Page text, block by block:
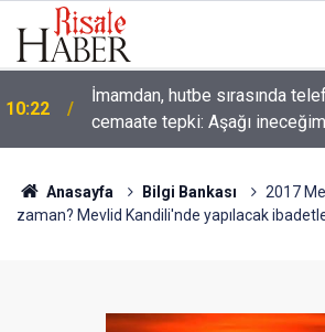
10:22
İmamdan, hutbe sırasında
cemaate tepki: Aşağı
Anasayfa Bilgi Bankası
2017
zaman? Mevlid Kandili'nde yapılacak